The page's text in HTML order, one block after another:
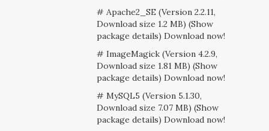
# Apache2_SE (Version 2.2.11,
Download size 1.2 MB) (Show
package details) Download now!
# ImageMagick (Version 4.2.9,
Download size 1.81 MB) (Show
package details) Download now!
# MySQL5 (Version 5.1.30,
Download size 7.07 MB) (Show
package details) Download now!